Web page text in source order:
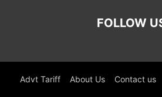
FOLLOW
Advt Tariff About Us Contact us